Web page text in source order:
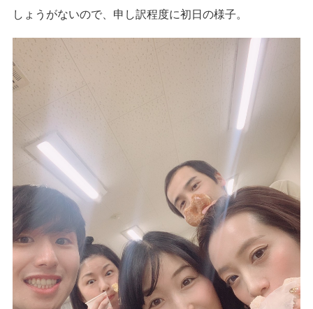
しょうがないので、申し訳程度に初日の様子。